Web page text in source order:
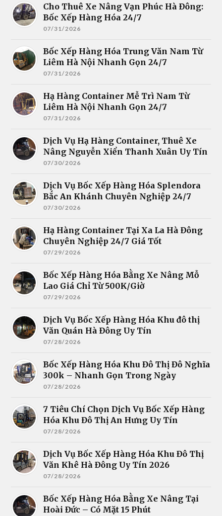
Cho Thuê Xe Nâng Vạn Phúc Hà Đông:
Bốc Xếp Hàng Hóa 24/7
07/31/2026
Bốc Xếp Hàng Hóa Trung Văn Nam Từ
Liêm Hà Nội Nhanh Gọn 24/7
07/31/2026
Hạ Hàng Container Mễ Trì Nam Từ
Liêm Hà Nội Nhanh Gọn 24/7
07/31/2026
Dịch Vụ Hạ Hàng Container, Thuê Xe
Nâng Nguyễn Xiển Thanh Xuân Uy Tín
07/30/2026
Dịch Vụ Bốc Xếp Hàng Hóa Splendora
Bắc An Khánh Chuyên Nghiệp 24/7
07/30/2026
Hạ Hàng Container Tại Xa La Hà Đông
Chuyên Nghiệp 24/7 Giá Tốt
07/29/2026
Bốc Xếp Hàng Hóa Bằng Xe Nâng Mỗ
Lao Giá Chỉ Từ 500K/Giờ
07/29/2026
Dịch Vụ Bốc Xếp Hàng Hóa Khu đô thị
Văn Quán Hà Đông Uy Tín
07/28/2026
Bốc Xếp Hàng Hóa Khu Đô Thị Đô Nghĩa
300k – Nhanh Gọn Trong Ngày
07/28/2026
7 Tiêu Chí Chọn Dịch Vụ Bốc Xếp Hàng
Hóa Khu Đô Thị An Hưng Uy Tín
07/28/2026
Dịch Vụ Bốc Xếp Hàng Hóa Khu Đô Thị
Văn Khê Hà Đông Uy Tín 2026
07/28/2026
Bốc Xếp Hàng Hóa Bằng Xe Nâng Tại
Hoài Đức – Có Mặt 15 Phút